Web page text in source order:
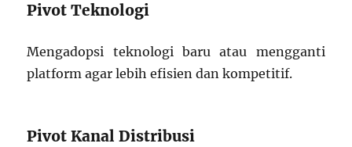
Pivot Teknologi
Mengadopsi teknologi baru atau mengganti
platform agar lebih efisien dan kompetitif.
Pivot Kanal Distribusi